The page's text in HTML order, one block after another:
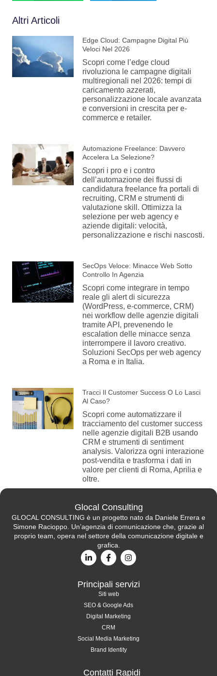
Altri Articoli
Edge Cloud: Campagne Digital Più
Veloci Nel 2026
Scopri come l’edge cloud
rivoluziona le campagne digitali
multiregionali nel 2026: tempi di
caricamento azzerati,
personalizzazione locale avanzata
e conversioni in crescita per e-
commerce e retailer.
Automazione Freelance: Davvero
Accelera La Selezione?
Scopri i pro e i contro
dell’automazione dei flussi di
candidatura freelance fra portali di
recruiting, CRM e strumenti di
valutazione skill. Ottimizza la
selezione per web agency e
aziende digitali: velocità,
personalizzazione e rischi nascosti.
SecOps Veloce: Minacce Web Sotto
Controllo In Agenzia
Scopri come integrare in tempo
reale gli alert di sicurezza
(WordPress, e-commerce, CRM)
nei workflow delle agenzie digitali
tramite API, prevenendo le
escalation delle minacce senza
interrompere il lavoro creativo.
Soluzioni SecOps per web agency
a Roma e in Italia.
Tracci Il Customer Success O Lo Lasci
Al Caso?
Scopri come automatizzare il
tracciamento del customer success
nelle agenzie digitali B2B usando
CRM e strumenti di sentiment
analysis. Valorizza ogni interazione
post-vendita e trasforma i dati in
valore per clienti di Roma, Aprilia e
oltre.
Glocal Consulting
GLOCAL CONSULTING è un progetto nato da Daniele Errera e
Simone Racioppo. Un’agenzia di comunicazione che, grazie al
proprio team, opera nel settore della comunicazione digitale e
grafica.
Principali servizi
Siti web
SEO & Google Ads
Digital Marketing
CRM
Social Media Marketing
Brand Identity
Contatti Rapidi